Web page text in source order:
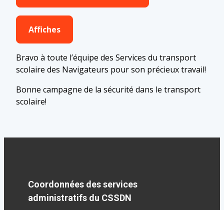
Affiches
Bravo à toute l’équipe des Services du transport
scolaire des Navigateurs pour son précieux travail!
Bonne campagne de la sécurité dans le transport
scolaire!
Coordonnées des services
administratifs du CSSDN